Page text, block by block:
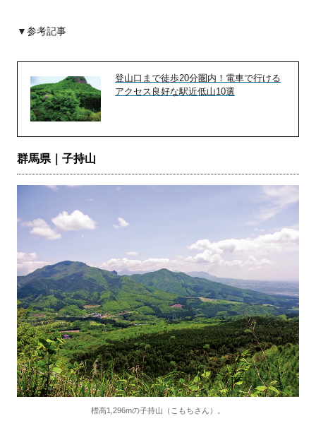
▼参考記事
登山口まで徒歩20分圏内！電車で行ける
アクセス良好な駅近低山10選
群馬県｜子持山
標高1,296mの子持山（こもちさん）。